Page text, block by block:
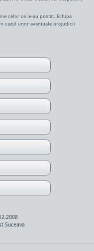
celor ce le-au postat. Echipa
cazul unor eventuale prejudicii
Suceava